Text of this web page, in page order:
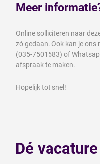
Meer
Online solliciteren naar
zó gedaan. Ook kan je ons
(035-7501583) of
afspraak te maken.
Hopelijk tot snel!
Dé